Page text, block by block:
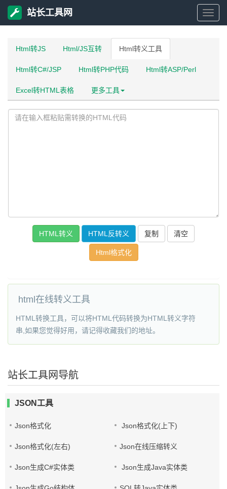
站
站长工具网
Html转JS Html/JS互转 Html转义工具
Html转C#/JSP Html转PHP代码 Html转ASP/Perl
Excel转HTML表格 更多工具
复制 清空
Html格式化
html在线转义工具
HTML转换工具，可以将HTML代码转换为HTML转义字符
串,如果您觉得好用，请记得收藏我们的地址。
站长工具网导航
JSON工具
Json格式化 Json格式化(上下)
Json格式化(左右) Json在线压缩转义
Json生成C#实体类 Json生成Java实体类